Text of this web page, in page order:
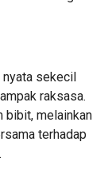
nyata sekecil
raksasa.
bibit, melainkan
terhadap